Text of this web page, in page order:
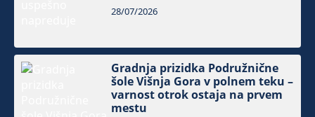
28/07/2026
Gradnja prizidka Podružnične
šole Višnja Gora v polnem teku –
varnost otrok ostaja na prvem
mestu